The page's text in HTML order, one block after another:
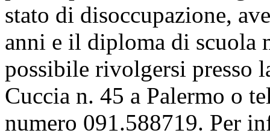
stato di disoccupazione,
anni e il diploma di scuola
possibile rivolgersi presso
Cuccia n. 45 a Palermo o
numero 091.588719. Per